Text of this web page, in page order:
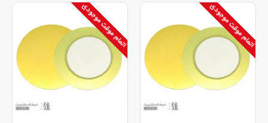
اتمام موقت موجودی اتمام موقت موجودی